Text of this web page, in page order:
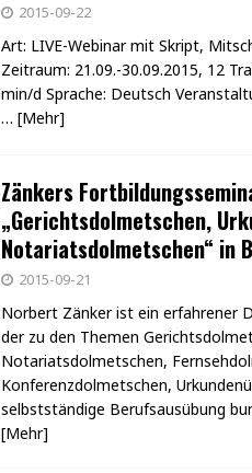
2015-09-22
Art: LIVE-Webinar mit Skript,
Zeitraum: 21.09.-30.09.2015, 12
min/d Sprache: Deutsch
… [Mehr]
Zänkers
„Gerichtsdolmetschen,
Notariatsdolmetschen“ in
2015-09-21
Norbert Zänker ist ein erfahrener
der zu den Themen
Notariatsdolmetschen,
Konferenzdolmetschen,
selbstständige Berufsausübung
[Mehr]